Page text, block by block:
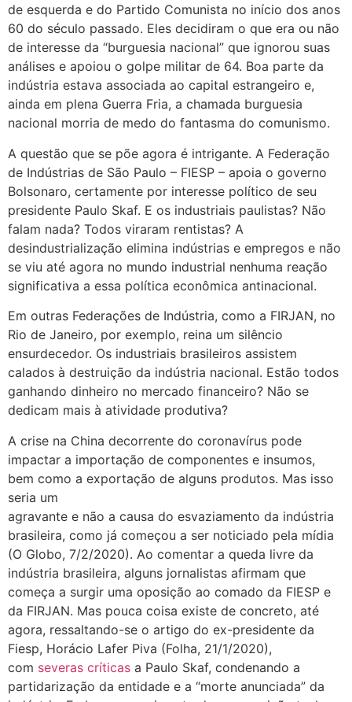
de esquerda e do Partido Comunista no início dos anos
60 do século passado. Eles decidiram o que era ou não
de interesse da “burguesia nacional” que ignorou suas
análises e apoiou o golpe militar de 64. Boa parte da
indústria estava associada ao capital estrangeiro e,
ainda em plena Guerra Fria, a chamada burguesia
nacional morria de medo do fantasma do comunismo.
A questão que se põe agora é intrigante. A Federação
de Indústrias de São Paulo – FIESP – apoia o governo
Bolsonaro, certamente por interesse político de seu
presidente Paulo Skaf. E os industriais paulistas? Não
falam nada? Todos viraram rentistas? A
desindustrialização elimina indústrias e empregos e não
se viu até agora no mundo industrial nenhuma reação
significativa a essa política econômica antinacional.
Em outras Federações de Indústria, como a FIRJAN, no
Rio de Janeiro, por exemplo, reina um silêncio
ensurdecedor. Os industriais brasileiros assistem
calados à destruição da indústria nacional. Estão todos
ganhando dinheiro no mercado financeiro? Não se
dedicam mais à atividade produtiva?
A crise na China decorrente do coronavírus pode
impactar a importação de componentes e insumos,
bem como a exportação de alguns produtos. Mas isso
seria um
agravante e não a causa do esvaziamento da indústria
brasileira, como já começou a ser noticiado pela mídia
(O Globo, 7/2/2020). Ao comentar a queda livre da
indústria brasileira, alguns jornalistas afirmam que
começa a surgir uma oposição ao comado da FIESP e
da FIRJAN. Mas pouca coisa existe de concreto, até
agora, ressaltando-se o artigo do ex-presidente da
Fiesp, Horácio Lafer Piva (Folha, 21/1/2020),
com severas críticas a Paulo Skaf, condenando a
partidarização da entidade e a “morte anunciada” da